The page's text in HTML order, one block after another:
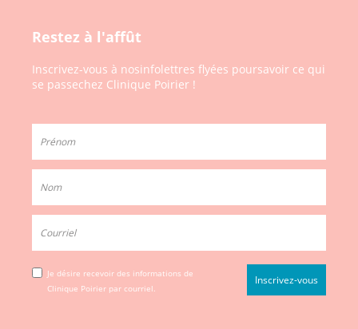
Restez à l'affût
Inscrivez-vous à nosinfolettres flyées poursavoir ce qui
se passechez Clinique Poirier !
Je désire recevoir des informations de
Clinique Poirier par courriel.